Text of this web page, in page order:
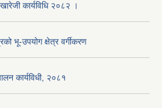
कार्यविधि २०८२ ।
भू-उपयोग क्षेत्र वर्गीकरण
कार्यविधी, २०८१